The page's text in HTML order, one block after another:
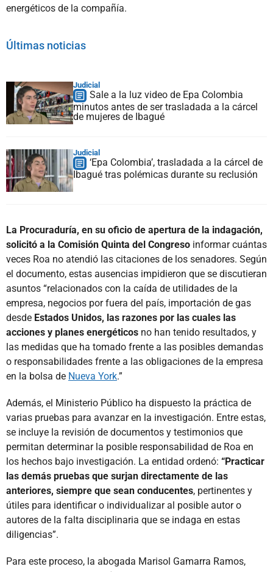
energéticos de la compañía.
Últimas noticias
Judicial
Sale a la luz video de Epa Colombia
minutos antes de ser trasladada a la cárcel
de mujeres de Ibagué
Judicial
‘Epa Colombia’, trasladada a la cárcel de
Ibagué tras polémicas durante su reclusión
La Procuraduría, en su oficio de apertura de la indagación,
solicitó a la Comisión Quinta del Congreso informar cuántas
veces Roa no atendió las citaciones de los senadores. Según
el documento, estas ausencias impidieron que se discutieran
asuntos “relacionados con la caída de utilidades de la
empresa, negocios por fuera del país, importación de gas
desde Estados Unidos, las razones por las cuales las
acciones y planes energéticos no han tenido resultados, y
las medidas que ha tomado frente a las posibles demandas
o responsabilidades frente a las obligaciones de la empresa
en la bolsa de Nueva York.”
Además, el Ministerio Público ha dispuesto la práctica de
varias pruebas para avanzar en la investigación. Entre estas,
se incluye la revisión de documentos y testimonios que
permitan determinar la posible responsabilidad de Roa en
los hechos bajo investigación. La entidad ordenó: “Practicar
las demás pruebas que surjan directamente de las
anteriores, siempre que sean conducentes, pertinentes y
útiles para identificar o individualizar al posible autor o
autores de la falta disciplinaria que se indaga en estas
diligencias”.
Para este proceso, la abogada Marisol Gamarra Ramos,